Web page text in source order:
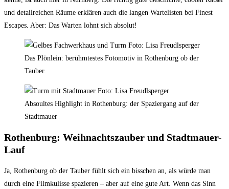
und detailreichen Räume erklären auch die langen Wartelisten bei Finest
Escapes. Aber: Das Warten lohnt sich absolut!
Das Plönlein: berühmtestes Fotomotiv in Rothenburg ob der
Tauber.
Absoultes Highlight in Rothenburg: der Spaziergang auf der
Stadtmauer
Rothenburg: Weihnachtszauber und Stadtmauer-
Lauf
Ja, Rothenburg ob der Tauber fühlt sich ein bisschen an, als würde man
durch eine Filmkulisse spazieren – aber auf eine gute Art. Wenn das Sinn